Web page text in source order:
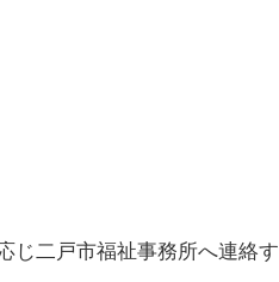
二戸市福祉事務所へ連絡す